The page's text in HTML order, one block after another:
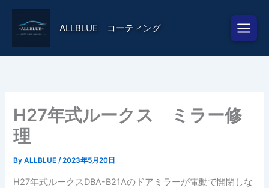
ALLBLUE コーティング
H27年式ルークス ミラー修
理
ByALLBLUE/2023年5月20日
H27年式ルークスDBA-B21Aのドアミラーが電動で開閉しな